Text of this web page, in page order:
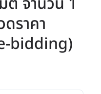
ราคา
bidding)